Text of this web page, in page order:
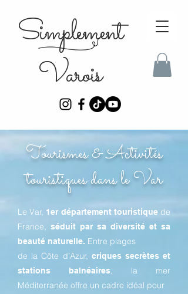
Simplement
Varois
Tourismes & Activités
touristiques dans le Var
Le Var, 1er département touristique de
France, séduit par sa diversité et sa
beauté naturelle. Entre plages
de la Côte d’Azur, criques secrètes et
stations balnéaires, la mer
Méditerranée offre un cadre idéal pour